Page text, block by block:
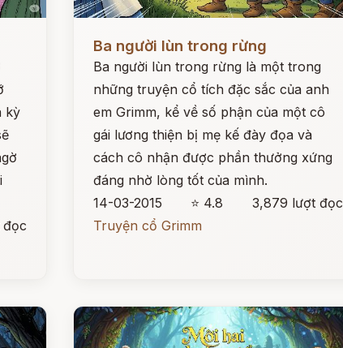
kỳ
đọc
Ba người lùn trong rừng
Ba người lùn trong rừng là một trong
những truyện cổ tích đặc sắc của anh
em Grimm, kể về số phận của một cô
gái lương thiện bị mẹ kế đày đọa và
cách cô nhận được phần thưởng xứng
đáng nhờ lòng tốt của mình.
14-03-2015
⭐ 4.8
3,879 lượt đọc
Truyện cổ Grimm